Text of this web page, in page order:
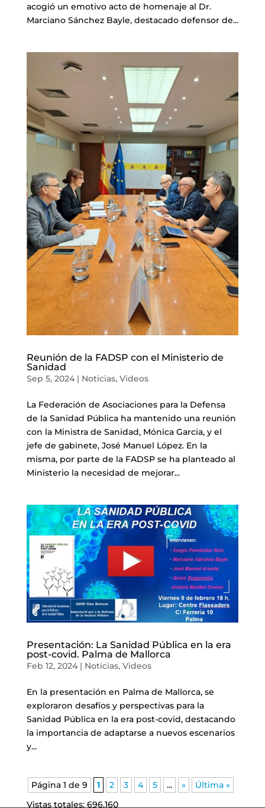
acogió un emotivo acto de homenaje al Dr.
Marciano Sánchez Bayle, destacado defensor de...
Reunión de la FADSP con el Ministerio de
Sanidad
Sep 5, 2024| Noticias, Videos
La Federación de Asociaciones para la Defensa
de la Sanidad Pública ha mantenido una reunión
con la Ministra de Sanidad, Mónica Garcia, y el
jefe de gabinete, José Manuel López. En la
misma, por parte de la FADSP se ha planteado al
Ministerio la necesidad de mejorar...
Presentación: La Sanidad Pública en la era
post-covid. Palma de Mallorca
Feb 12, 2024| Noticias, Videos
En la presentación en Palma de Mallorca, se
exploraron desafíos y perspectivas para la
Sanidad Pública en la era post-covid, destacando
la importancia de adaptarse a nuevos escenarios
y...
Página 1 de 9 1 2 3 4 5 ... »
Última »
Vistas totales: 696.160